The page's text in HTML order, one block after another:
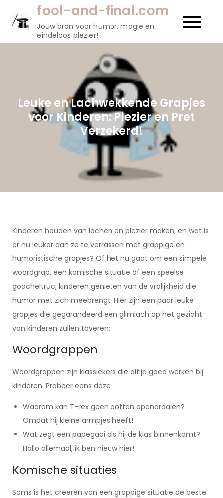
fool-and-final.com
Jouw bron voor humor, magie en
eindeloos plezier!
Leuke en Lachwekkende Grapjes
voor Kinderen: Plezier en Pret
Verzekerd!
Kinderen houden van lachen en plezier maken, en wat is
er nu leuker dan ze te verrassen met grappige en
humoristische grapjes? Of het nu gaat om een simpele
woordgrap, een komische situatie of een speelse
goocheltruc, kinderen genieten van de vrolijkheid die
humor met zich meebrengt. Hier zijn een paar leuke
grapjes die gegarandeerd een glimlach op het gezicht
van kinderen zullen toveren:
Woordgrappen
Woordgrappen zijn klassiekers die altijd goed werken bij
kinderen. Probeer eens deze:
Waarom kan T-rex geen potten opendraaien?
Omdat hij kleine armpjes heeft!
Wat zegt een papegaai als hij de klas binnenkomt?
Hallo allemaal, ik ben nieuw hier!
Komische situaties
Soms is het creëren van een grappige situatie de beste